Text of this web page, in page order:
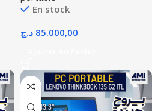
En stock
85.000,00 د.ج